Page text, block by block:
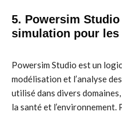
5. Powersim
simulation pour les
Powersim Studio est un
modélisation et l’analyse
utilisé dans divers
la santé et